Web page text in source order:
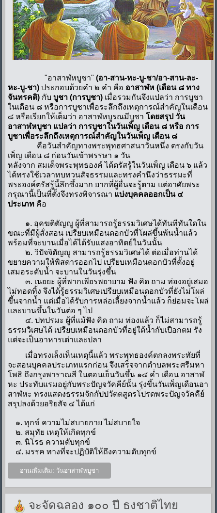
"อาสาฬหบูชา"(อา-สาน-หะ-บู-ชา/อา-สาน-ละ-
หะ-บู-ชา) ประกอบด้วยคำ ๒ คำ คือ อาสาฬห (เดือน ๘ ทาง
จันทรคติ) กับ บูชา (การบูชา) เมื่อรวมกันจึงแปลว่า การบูชา
ในเดือน ๘ หรือการบูชาเพื่อระลึกถึงเหตุการณ์สำคัญในเดือน
๘ หรือเรียกให้เต็มว่า อาสาฬหบูรณมีบูชาโดยสรุปวัน
อาสาฬหบูชา แปลว่า การบูชาในวันเพ็ญ เดือน ๘ หรือ การ
บูชาเพื่อระลึกถึงเหตุการณ์สำคัญในวันเพ็ญ เดือน ๘
คือวันสำคัญทางพระพุทธศาสนาวันหนึ่ง ตรงกับวัน
เพ็ญ เดือน ๘ ก่อนวันเข้าพรรษา ๑ วัน
หลังจาก สมเด็จพระพุทธองค์ ได้ตรัสรู้ในวันเพ็ญ เดือน ๖ แล้ว
ได้ทรงใช้เวลาทบทวนสัจธรรมและทรงคำนึงว่าธรรมะที่
พระองค์ตรัสรู้นี้ลึกซึ้งมาก ยากที่ผู้อื่นจะรู้ตาม แต่อาศัยพระ
กรุณานี้เป็นที่ตั้งจึงทรงพิจารณา แบ่งบุคคลออกเป็น ๔
ประเภท คือ
๑. อุคฆติตัญญ ู ผู้ที่สามารถรู้ธรรมวิเศษได้ทันทีทันใดใน
ขณะที่มีผู้สั่งสอน เปรียบเหมือนดอกบัวที่โผล่ขึ้นพ้นน้ำแล้ว
พร้อมที่จะบานเมื่อได้ได้รับแสงอาทิตย์ในวันนั้น
๒. วิปัจจิตัญญ สามารถรู้ธรรมวิเศษได้ ต่อเมื่อท่านได้
ขยายความให้พิสดารออกไป เปรียบเหมือนดอกบัวที่ตั้งอยู่
เสมอระดับน้ำ จะบานในวันรุ่งขึ้น
๓. เนยยะ ผู้ที่พากเพียรพยายาม ฟัง คิด ถาม ท่องอยู่เสมอ
ไม่ทอดทิ้ง จึงได้รู้ธรรมวิเศษเปรียบเหมือนดอกบัวที่ยังไม่โผล่
ขึ้นจากน้ำ แต่เมื่อได้รับการหล่อเลี้ยงจากน้ำแล้ว ก็ย่อมจะโผล่
และบานขึ้นในวันต่อ ๆ ไป
๔.ปทปรมะ ผู้ที่แม้ฟัง คิด ถาม ท่องแล้ว ก็ไม่สามารถรู้
ธรรมวิเศษได้ เปรียบเหมือนดอกบัวที่อยู่ใต้น้ำกับเปือกตม รัง
แต่จะเป็นอาหารเต่าและปลา
เมื่อทรงเล็งเห็นเหตุนี้แล้ว พระพุทธองค์ตกลงพระทัยที่
จะสอนบุคคลประเภทแรกก่อน จึงเสร็จจากตำบลพระศรีมหา
โพธิ ถึงกรุงพาราณสี ในตอนเย็นวันขึ้น ๑๔ ค่ำ เดือน อาสาฬ
หะ ประทับแรมอยู่กับพระปัญจวัคคีย์นั้น รุ่งขึ้นวันเพ็ญเดือนอา
สาฬหะ ทรงแสดงธรรมจักกัปปวัตตสูตรโปรดพระปัญจวัคคีย์
สรุปลงด้วยอริยสัจ ๔ ได้แก่
๑.ทุกข ความไม่สบายกาย ไม่สบายใจ
๒. สมุทัย เหตุให้เกิดทุกข
๓. นิโรธ ความดับทุกข์
๔. มรรค ทางที่จะปฏิบัติให้ถึงความดับทุกข์
อ่านเพิ่มเติม: วันอาสาฬหบูชา
จะจัดฉลอง ๑๐๐ ปี ธงชาติไทย